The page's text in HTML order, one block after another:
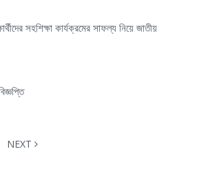
সহশিক্ষা কার্যক্রমের সাফল্য নিয়ে জাতীয়
NEXT